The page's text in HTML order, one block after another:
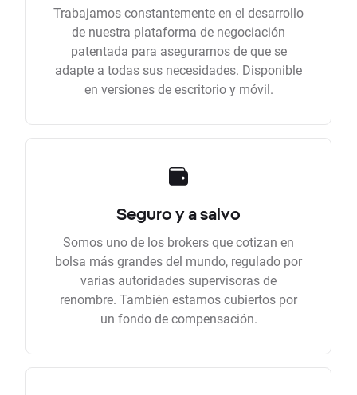
Trabajamos constantemente en el desarrollo
de nuestra plataforma de negociación
patentada para asegurarnos de que se
adapte a todas sus necesidades. Disponible
en versiones de escritorio y móvil.
Seguro y a salvo
Somos uno de los brokers que cotizan en
bolsa más grandes del mundo, regulado por
varias autoridades supervisoras de
renombre. También estamos cubiertos por
un fondo de compensación.